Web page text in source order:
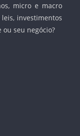
micro e macro
investimentos
seu negócio?